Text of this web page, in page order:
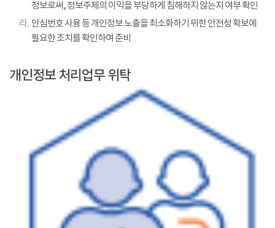
정보로써, 정보주체의 이익을 부당하게 침해하지 않는지 여부 확인
라. 안심번호 사용 등 개인정보 노출을 최소화하기 위한 안전성 확보에
필요한 조치를 확인하여 준비
개인정보 처리업무 위탁